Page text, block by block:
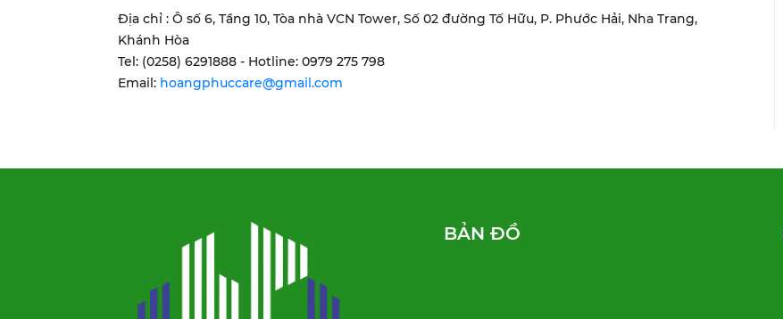
Địa chỉ : Ô số 6, Tầng 10, Tòa nhà VCN Tower, Số 02 đường Tố Hữu, P. Phước Hải, Nha Trang,
Khánh Hòa
Tel: (0258) 6291888 - Hotline: 0979 275 798
Email: hoangphuccare@gmail.com
BẢN ĐỒ